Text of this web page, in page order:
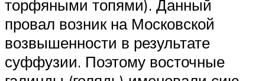
торфяными топями). Данный
провал возник на Московской
возвышенности в результате
суффузии. Поэтому восточные